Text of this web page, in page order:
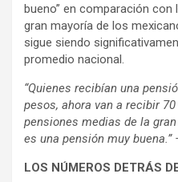
bueno” en comparación
gran mayoría de los
sigue siendo
promedio nacional.
“Quienes recibían una
pesos, ahora van a recibir
pensiones medias de la
es una pensión muy
LOS NÚMEROS DETRÁS